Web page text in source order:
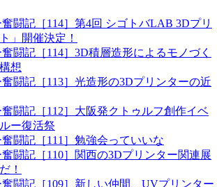
闘記［114］第4回 シゴトバLAB 3Dプリ
」開催決定！
闘記［114］3D積層造形によるモノづく
想
闘記［113］光造形の3Dプリンターの近
闘記［112］大阪発クトゥルフ創作イベ
ー復活祭
闘記［111］勉強会っていいな
闘記［110］関西の3Dプリンター関連展
！
闘記［109］新しい仲間、UVプリンター